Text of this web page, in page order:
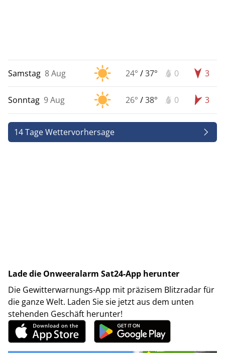
Samstag 8 Aug 24° /37° 0 3
Sonntag 9 Aug 26° /38° 0 3
14 Tage Wettervorhersage
Lade die Onweeralarm Sat24-App herunter
Die Gewitterwarnungs-App mit präzisem Blitzradar für
die ganze Welt. Laden Sie sie jetzt aus dem unten
stehenden Geschäft herunter!